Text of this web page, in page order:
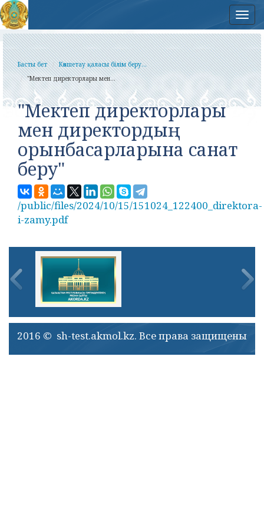
Басты бет
Көкшетау қаласы білім беру...
"Мектеп директорлары мен...
"Мектеп директорлары
мен директордың
орынбасарларына санат
беру"
/public/files/2024/10/15/151024_122400_direktora-
i-zamy.pdf
2016 © sh-test.akmol.kz. Все права защищены